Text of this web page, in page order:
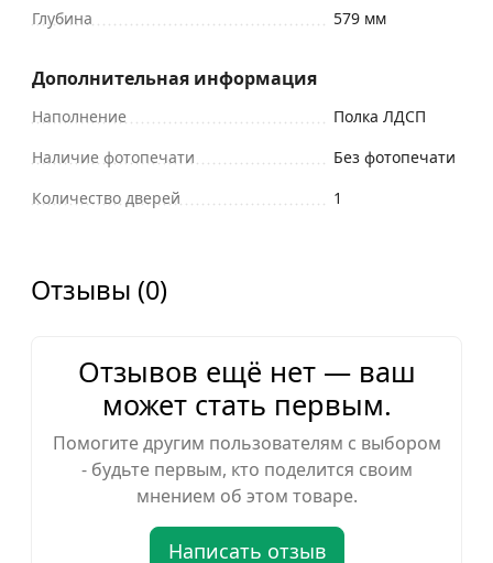
Глубина
579 мм
Дополнительная информация
Наполнение
Полка ЛДСП
Наличие фотопечати
Без фотопечати
Количество дверей
1
Отзывы (0)
Отзывов ещё нет — ваш
может стать первым.
Помогите другим пользователям с выбором
- будьте первым, кто поделится своим
мнением об этом товаре.
Написать отзыв